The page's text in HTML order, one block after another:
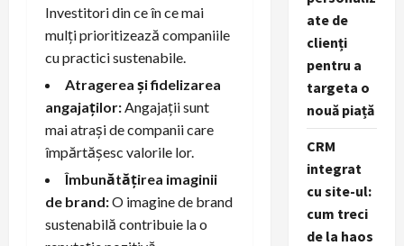
Investitori din ce în ce mai
mulți prioritizează companiile
cu practici sustenabile.
Atragerea și fidelizarea
angajaților: Angajații sunt
mai atrași de companii care
împărtășesc valorile lor.
Îmbunătățirea imaginii
de brand:O imagine de brand
sustenabilă contribuie la o
ate de
clienți
pentru a
targeta o
nouă piață
CRM
integrat
cu site-ul:
cum treci
de la haos